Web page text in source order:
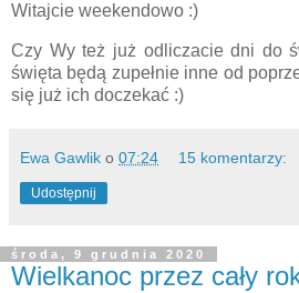
Witajcie weekendowo :)
Czy Wy też już odliczacie dni do
święta będą zupełnie inne od
się już ich doczekać :)
Ewa Gawlik o 07:24 15 komentarzy:
Udostępnij
środa, 9 grudnia 2020
Wielkanoc przez cały